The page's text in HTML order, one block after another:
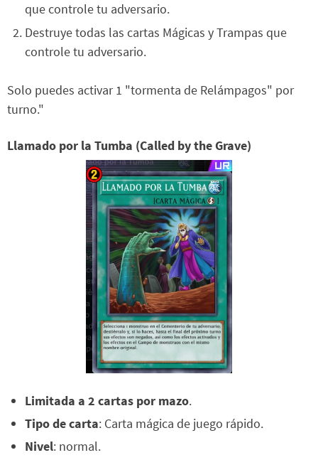
que controle tu adversario.
Destruye todas las cartas Mágicas y Trampas que
controle tu adversario.
Solo puedes activar 1 "tormenta de Relámpagos" por
turno."
Llamado por la Tumba (Called by the Grave)
Limitada a 2 cartas por mazo.
Tipo de carta: Carta mágica de juego rápido.
Nivel: normal.